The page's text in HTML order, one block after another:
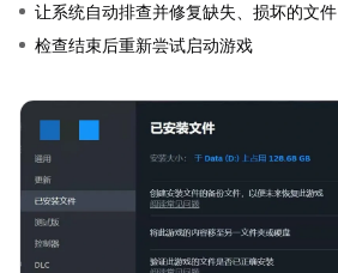
让系统自动排查并修复缺失、损坏的文件
检查结束后重新尝试启动游戏